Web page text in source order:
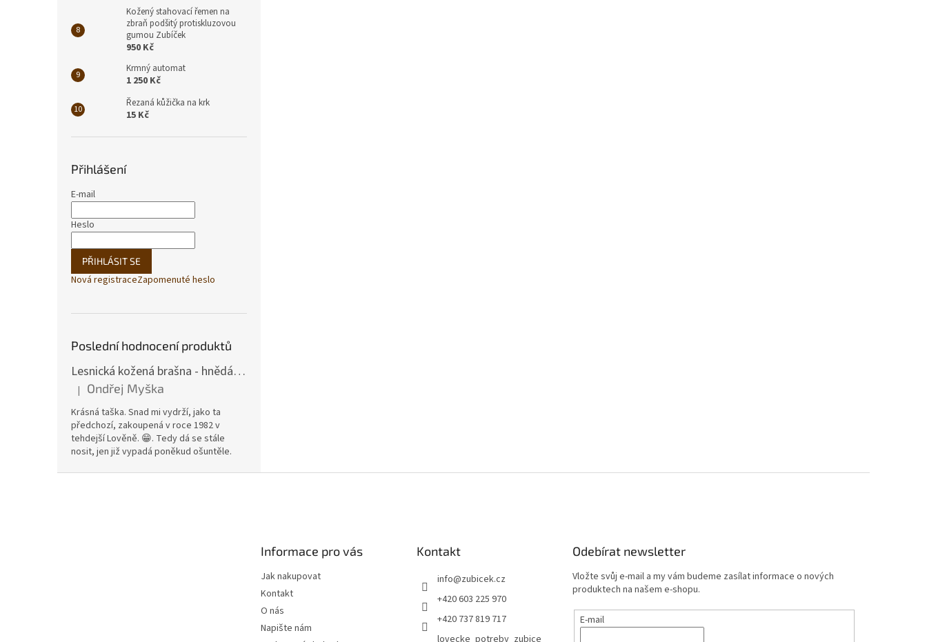
Kožený stahovací řemen na
zbraň podšitý protiskluzovou
gumou Zubíček
950 Kč
Krmný automat
1 250 Kč
Řezaná kůžička na krk
15 Kč
Přihlášení
E-mail
Heslo
PŘIHLÁSIT SE
Nová registraceZapomenuté heslo
Poslední hodnocení produktů
Lesnická kožená brašna - hnědá hovězina
Hodnocení produktu je 5 z 5 hvězdiček.
| Ondřej Myška
Krásná taška. Snad mi vydrží, jako ta
předchozí, zakoupená v roce 1982 v
tehdejší Lověně. 😁. Tedy dá se stále
nosit, jen již vypadá poněkud ošuntěle.
Informace pro vás
Jak nakupovat
Kontakt
O nás
Napište nám
Kontakt
info@zubicek.cz
+420 603 225 970
+420 737 819 717
lovecke_potreby_zubice
Odebírat newsletter
Vložte svůj e-mail a my vám budeme zasílat informace o nových
produktech na našem e-shopu.
E-mail